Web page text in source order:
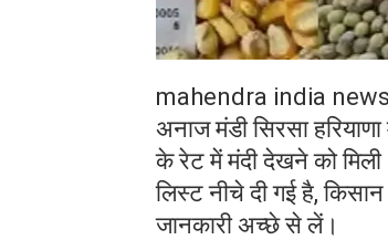
mahendra india
अनाज मंडी सिरसा
के रेट में मंदी देखने को
लिस्ट नीचे दी गई है,
जानकारी अच्छे से लें।